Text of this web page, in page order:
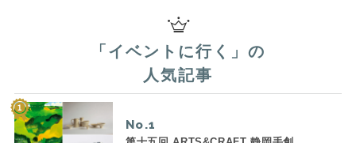
「 イベントに行く
」の
人気記事
No.